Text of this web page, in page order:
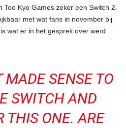
Too Kyo Games zeker een Switch 2-
met wat fans in november bij
wat er in het gesprek over werd
MADE SENSE TO
SWITCH AND
THIS ONE. ARE